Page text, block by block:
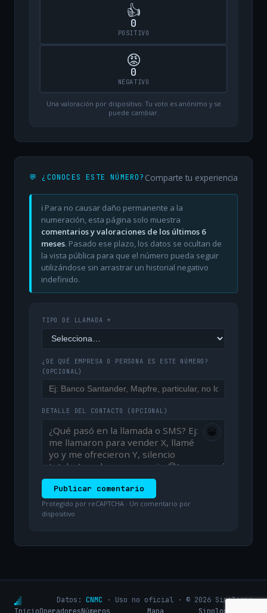
👍
0
POSITIVO
😡
0
NEGATIVO
Una valoración por dispositivo. Tu voto es anónimo y se
puede cambiar.
💬 ¿CONOCES ESTE NÚMERO? Comparte tu experiencia
ℹ️ Para no causar daño permanente a la
numeración, esta página solo muestra
comentarios y valoraciones de los últimos 6
meses. Pasado ese plazo, los datos se ocultan de
la vista pública para que el número pueda seguir
utilizándose sin arrastrar un historial negativo
indefinido.
TIPO DE LLAMADA *
¿DE QUÉ EMPRESA O PERSONA ES ESTE NÚMERO?
(OPCIONAL)
DETALLE DEL CONTACTO (OPCIONAL)
😀
Publicar comentario
Protegido por reCAPTCHA · Un comentario por
dispositivo
Datos: CNMC · Uso no oficial · © 2026 Sinologic